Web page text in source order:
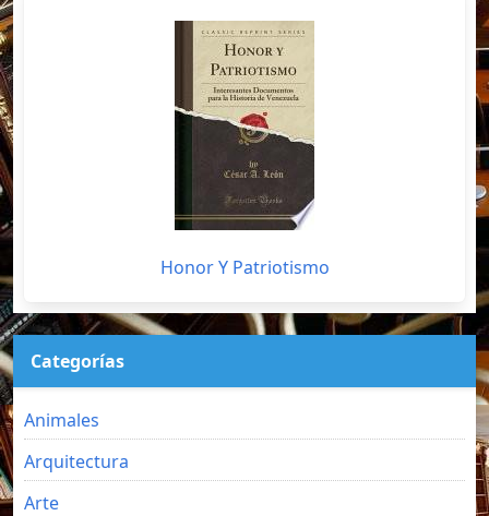
Honor Y Patriotismo
Categorías
Animales
Arquitectura
Arte